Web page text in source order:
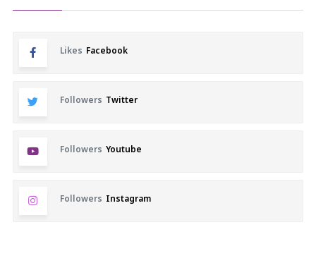
Likes Facebook
Followers Twitter
Followers Youtube
Followers Instagram